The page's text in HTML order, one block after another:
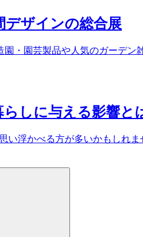
デザインの総合展
・園芸製品や人気のガーデ
しに与える影響と
い浮かべる方が多いかもしれ